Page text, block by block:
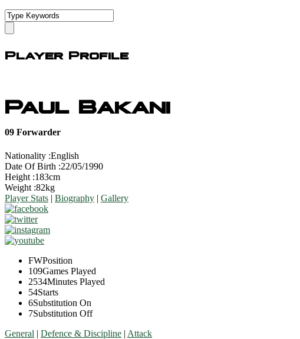
Player Profile
Paul Bakani
09 Forwarder
Nationality :English
Date Of Birth :22/05/1990
Height :183cm
Weight :82kg
Player Stats | Biography | Gallery
FWPosition
109Games Played
2534Minutes Played
54Starts
6Substitution On
7Substitution Off
General | Defence & Discipline | Attack